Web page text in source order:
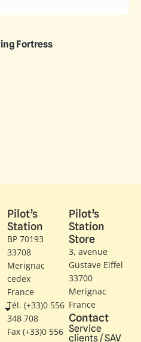
Fortress
Pilot’s
Station
BP 70193
33708
Merignac
cedex
France
Tél. (+33)0 556
348 708
Fax (+33)0 556
Pilot’s
Station
Store
3, avenue
Gustave Eiffel​
33700
Merignac
France
Contact
Service
clients / SAV